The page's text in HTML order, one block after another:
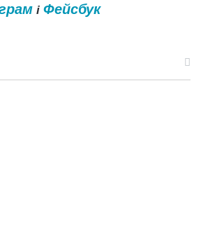
і Фейсбук